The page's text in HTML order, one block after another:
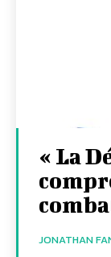
« La
JONATHAN